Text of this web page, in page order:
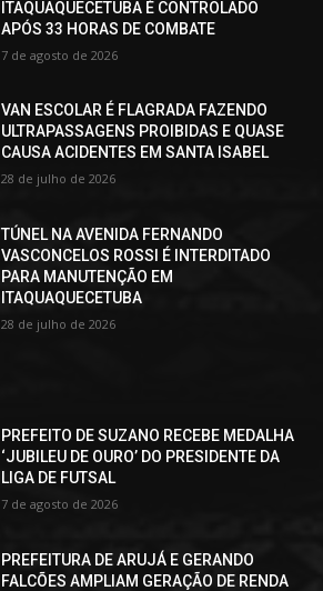
ITAQUAQUECETUBA É CONTROLADO
APÓS 33 HORAS DE COMBATE
7 de agosto de 2026
VAN ESCOLAR É FLAGRADA FAZENDO
ULTRAPASSAGENS PROIBIDAS E QUASE
CAUSA ACIDENTES EM SANTA ISABEL
28 de julho de 2026
TÚNEL NA AVENIDA FERNANDO
VASCONCELOS ROSSI É INTERDITADO
PARA MANUTENÇÃO EM
ITAQUAQUECETUBA
28 de julho de 2026
PREFEITO DE SUZANO RECEBE MEDALHA
‘JUBILEU DE OURO’ DO PRESIDENTE DA
LIGA DE FUTSAL
7 de agosto de 2026
PREFEITURA DE ARUJÁ E GERANDO
FALCÕES AMPLIAM GERAÇÃO DE RENDA